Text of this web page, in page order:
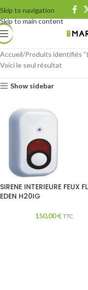
Skip to navigation
Skip to main content
Accueil Produits identifiés
Voici le seul résultat
Show sidebar
SIRENE INTERIEURE FEUX
EDEN H20IG
150,00€ TTC